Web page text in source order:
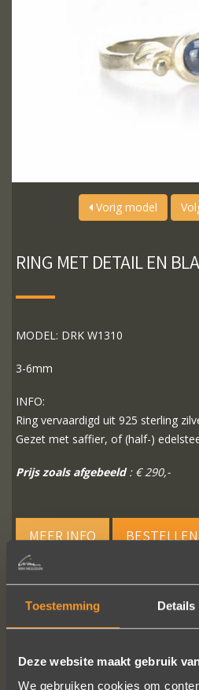
Toestemming Details
Deze website maakt gebruik
We gebruiken cookies om
Vorig model
RING MET DETAIL EN
MODEL: DRK W1310
3-6mm
INFO:
Ring vervaardigd uit 925 sterling
Gezet met saffier, of (half-)
Prijs zoals afgebeeld: € 290,-
MEER INFO
VOLG ONS OP